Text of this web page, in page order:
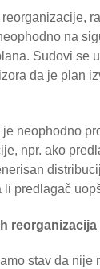
na
Sudovi se
da je plan
je neophodno
npr. ako
li predlagač
reorganizacija
stav da